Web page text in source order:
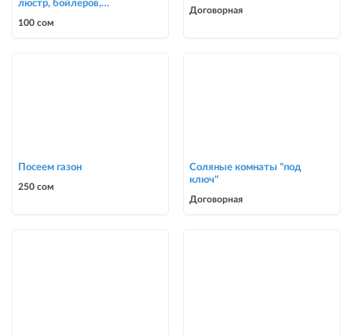
люстр, бойлеров,
0700303090
100 сом
Договорная
Посеем газон
250 сом
Соляные комнаты "под
ключ"
Договорная